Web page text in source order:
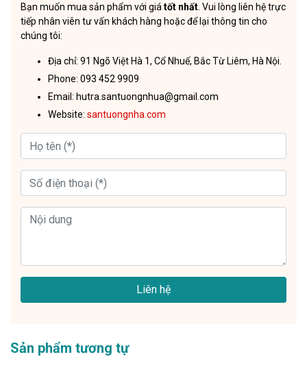
Bạn muốn mua sản phẩm với giátốt nhất. Vui lòng liên hệ trực
tiếp nhân viên tư vấn khách hàng hoặc để lại thông tin cho
chúng tôi:
Địa chỉ: 91 Ngõ Việt Hà 1, Cổ Nhuế, Bắc Từ Liêm, Hà Nội.
Phone: 093 452 9909
Email: hutra.santuongnhua@gmail.com
Website: santuongnha.com
Liên hệ
Sản phẩm tương tự